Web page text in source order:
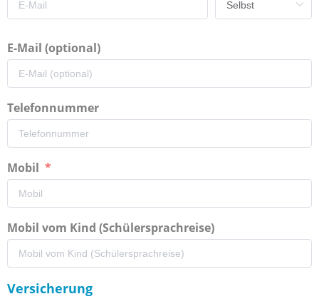
E-Mail (optional)
Telefonnummer
Mobil
Mobil vom Kind (Schülersprachreise)
Versicherung